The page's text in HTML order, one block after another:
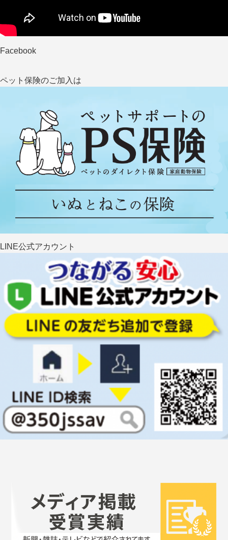
Facebook
ペット保険のご加入は
LINE公式アカウント